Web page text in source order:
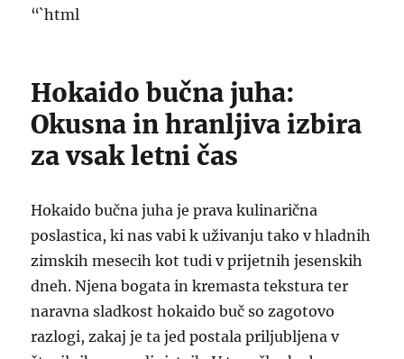
“`html
Hokaido bučna juha:
Okusna in hranljiva izbira
za vsak letni čas
Hokaido bučna juha je prava kulinarična
poslastica, ki nas vabi k uživanju tako v hladnih
zimskih mesecih kot tudi v prijetnih jesenskih
dneh. Njena bogata in kremasta tekstura ter
naravna sladkost hokaido buč so zagotovo
razlogi, zakaj je ta jed postala priljubljena v